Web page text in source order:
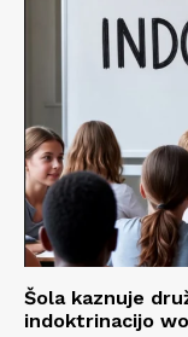
Šola kaznuje
indoktrinacijo